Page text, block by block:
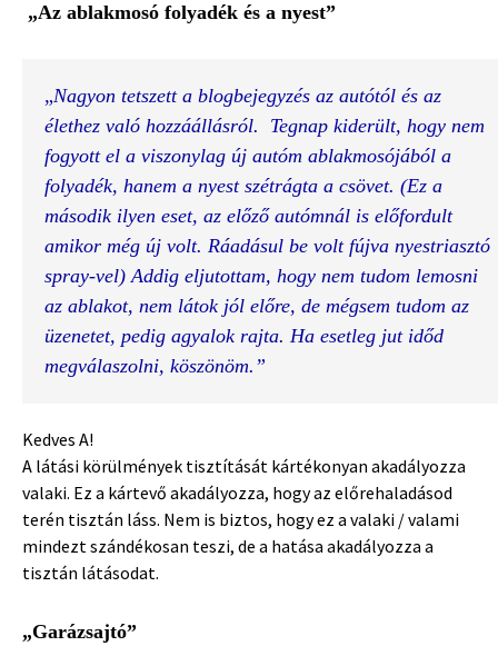
„Az ablakmosó folyadék és a nyest”
„Nagyon tetszett a blogbejegyzés az autótól és az
élethez való hozzáállásról.
Tegnap kiderült, hogy nem
fogyott el a viszonylag új autóm ablakmosójából a
folyadék, hanem a nyest szétrágta a csövet. (Ez a
második ilyen eset, az előző autómnál is előfordult
amikor még új volt. Ráadásul be volt fújva nyestriasztó
spray-vel) Addig eljutottam, hogy nem tudom lemosni
az ablakot, nem látok jól előre, de mégsem tudom az
üzenetet, pedig agyalok rajta. Ha esetleg jut időd
megválaszolni, köszönöm.”
Kedves A!
A látási körülmények tisztítását kártékonyan akadályozza
valaki. Ez a kártevő akadályozza, hogy az előrehaladásod
terén tisztán láss. Nem is biztos, hogy ez a valaki / valami
mindezt szándékosan teszi, de a hatása akadályozza a
tisztán látásodat.
„Garázsajtó”